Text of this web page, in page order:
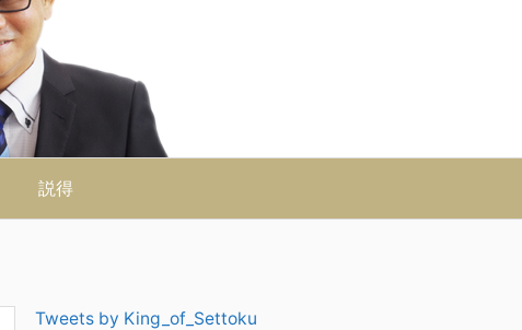
説得
Tweets by King_of_Settoku